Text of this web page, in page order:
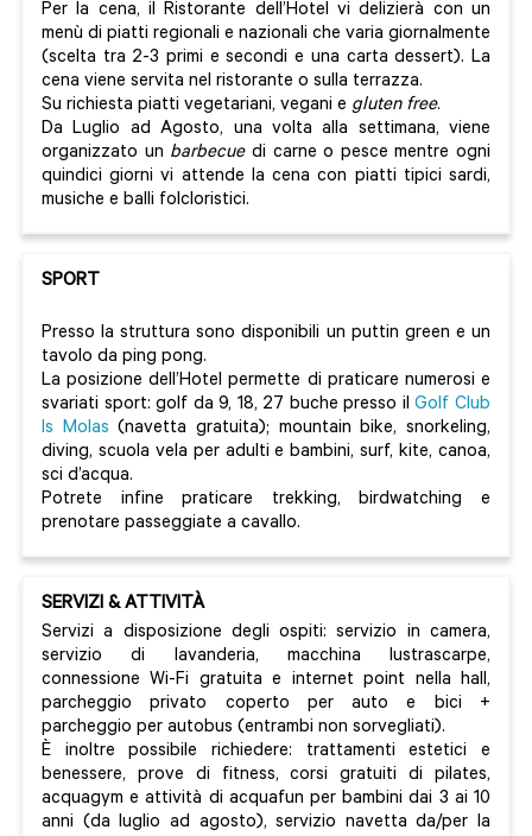
Per la cena, il Ristorante dell’Hotel vi delizierà con un
menù di piatti regionali e nazionali che varia giornalmente
(scelta tra 2-3 primi e secondi e una carta dessert). La
cena viene servita nel ristorante o sulla terrazza.
Su richiesta piatti vegetariani, vegani e gluten free.
Da Luglio ad Agosto, una volta alla settimana, viene
organizzato un barbecuedi carne o pesce mentre ogni
quindici giorni vi attende la cena con piatti tipici sardi,
musiche e balli folcloristici.
SPORT
Presso la struttura sono disponibili un puttin green e un
tavolo da ping pong.
La posizione dell’Hotel permette di praticare numerosi e
svariati sport: golf da 9, 18, 27 buche presso ilGolf Club
Is Molas (navetta gratuita); mountain bike, snorkeling,
diving, scuola vela per adulti e bambini, surf, kite, canoa,
sci d’acqua.
Potrete infine praticare trekking, birdwatching e
prenotare passeggiate a cavallo.
SERVIZI & ATTIVITÀ
Servizi a disposizione degli ospiti: servizio in camera,
servizio di lavanderia, macchina lustrascarpe,
connessione Wi-Fi gratuita e internet point nella hall,
parcheggio privato coperto per auto e bici +
parcheggio per autobus (entrambi non sorvegliati).
È inoltre possibile richiedere: trattamenti estetici e
benessere, prove di fitness, corsi gratuiti di pilates,
acquagym e attività di acquafun per bambini dai 3 ai 10
anni (da luglio ad agosto), servizio navetta da/per la